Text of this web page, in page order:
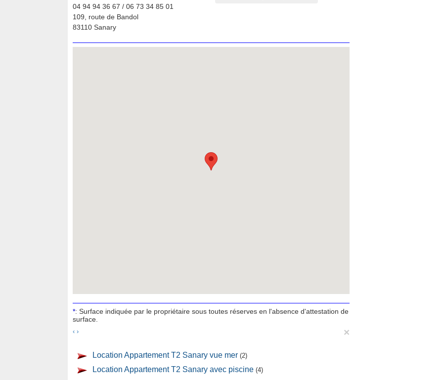
04 94 94 36 67 / 06 73 34 85 01
109, route de Bandol
83110 Sanary
*: Surface indiquée par le propriétaire sous toutes réserves en l'absence d'attestation de
surface.
‹ › ×
Location Appartement T2 Sanary vue mer (2)
Location Appartement T2 Sanary avec piscine (4)